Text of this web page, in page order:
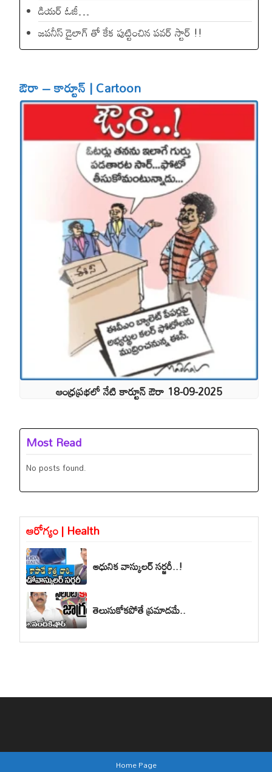
డియ‌ర్ ఓజీ…
జపనీస్ డైలాగ్ తో కేక పుట్టించిన ప‌వ‌ర్ స్టార్ !!
ఔరా – కార్టూన్ | Cartoon
ఆంధ్రప్రభలో నేటి కార్టూన్ ఔరా 18-09-2025
Most Read
No posts found.
ఆరోగ్యం | Health
ఆధునిక వాస్కులర్ సర్జరీ..!
తెలుసుకోకపోతే ప్రమాదమే..
Home Page